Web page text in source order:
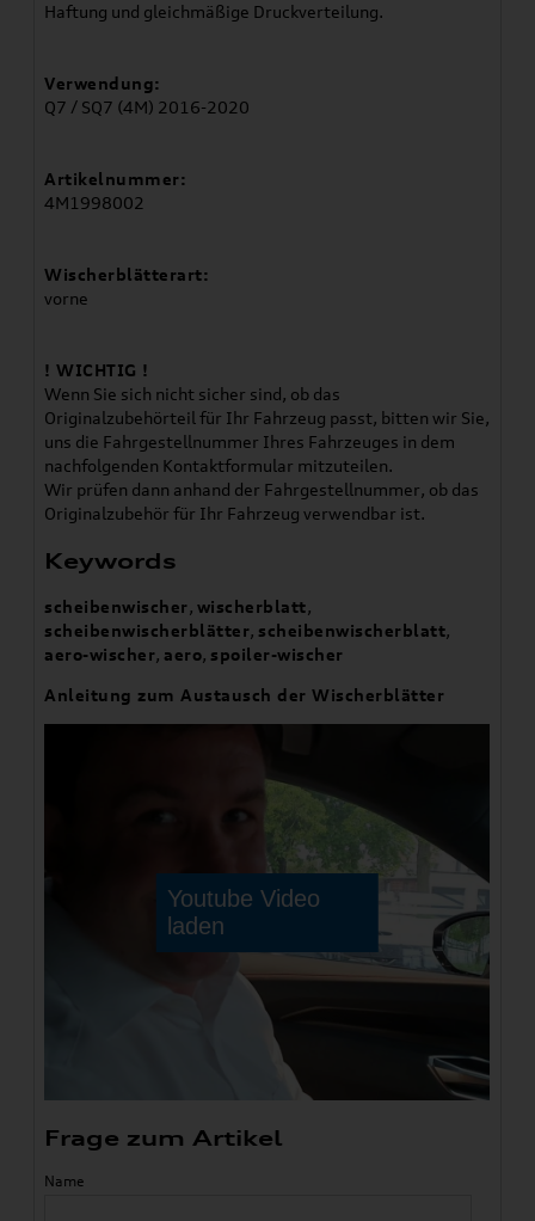
Haftung und gleichmäßige Druckverteilung.
Verwendung:
Q7 / SQ7 (4M) 2016-2020
Artikelnummer:
4M1998002
Wischerblätterart:
vorne
! WICHTIG !
Wenn Sie sich nicht sicher sind, ob das
Originalzubehörteil für Ihr Fahrzeug passt, bitten wir Sie,
uns die Fahrgestellnummer Ihres Fahrzeuges in dem
nachfolgenden Kontaktformular mitzuteilen.
Wir prüfen dann anhand der Fahrgestellnummer, ob das
Originalzubehör für Ihr Fahrzeug verwendbar ist.
Keywords
scheibenwischer, wischerblatt,
scheibenwischerblätter, scheibenwischerblatt,
aero-wischer, aero, spoiler-wischer
Anleitung zum Austausch der Wischerblätter
Frage zum Artikel
Name